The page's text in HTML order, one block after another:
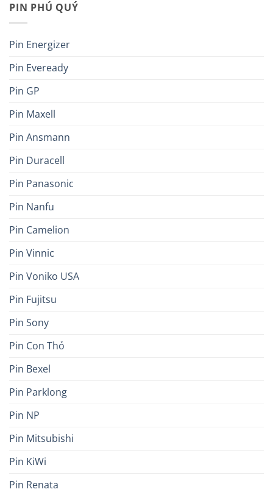
PIN PHÚ QUÝ
Pin Energizer
Pin Eveready
Pin GP
Pin Maxell
Pin Ansmann
Pin Duracell
Pin Panasonic
Pin Nanfu
Pin Camelion
Pin Vinnic
Pin Voniko USA
Pin Fujitsu
Pin Sony
Pin Con Thỏ
Pin Bexel
Pin Parklong
Pin NP
Pin Mitsubishi
Pin KiWi
Pin Renata